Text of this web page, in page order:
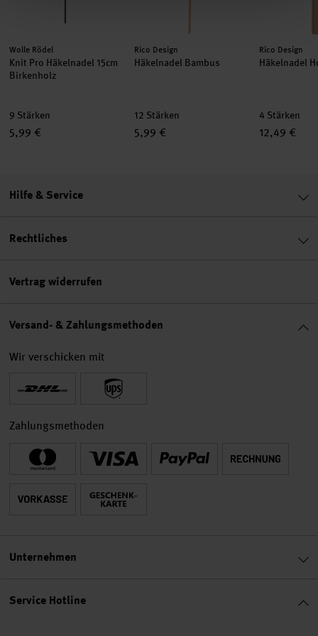
Hersteller:
Wolle Rödel
Knit Pro Häkelnadel 15cm
Birkenholz
9 Stärken
5,99 €
Hersteller:
Rico Design
Häkelnadel Bambus
12 Stärken
5,99 €
Hersteller:
Rico Design
Häkelnadel
4 Stärken
12,49 €
Service Hotline
Hilfe & Service
Rechtliches
Vertrag widerrufen
Versand- & Zahlungsmethoden
Wir verschicken mit
Zahlungsmethoden
Unternehmen